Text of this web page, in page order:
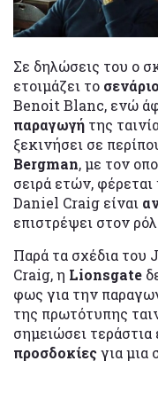
Σε δηλώσεις του ο
ετοιμάζει το σενάριο
Benoit Blanc, ενώ
παραγωγή της
ξεκινήσει σε
Bergman, με τον
σειρά ετών,
Daniel Craig είναι
επιστρέψει στον
Παρά τα σχέδια του
Craig, η Lionsgate
φως για την
της πρωτότυπης
σημειώσει
προσδοκίεςγια μια